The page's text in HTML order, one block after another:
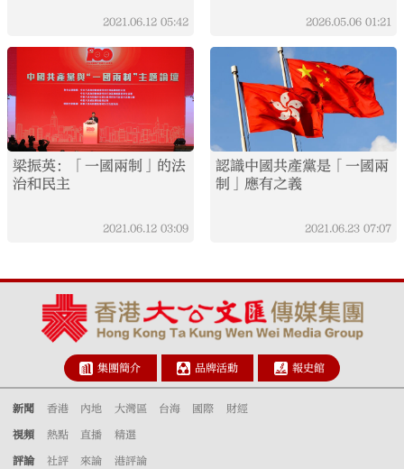
2021.06.12 05:42 2026.05.06 01:21
梁振英：「一國兩制」的法
治和民主
2021.06.12 03:09
認識中國共產黨是「一國兩
制」應有之義
2021.06.23 07:07
集團簡介 品牌活動 報史館
新聞 香港 內地 大灣區 台海 國際 財經
視頻 熱點 直播 精選
評論 社評 來論 港評論